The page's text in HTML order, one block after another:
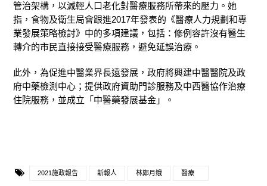
管治架構，以減輕人口老化對醫療服務所帶來的壓力。她
指，食物及衛生局會跟進2017年發表的《醫療人力規劃和專
業發展策略檢討》中的多項建議，包括：修例容許沒有醫生
轉介的市民直接接受醫療服務，避免延誤治療。
此外，為促進中醫業界長遠發展，政府將興建中醫醫院及政
府中藥檢測中心；提供政府資助門診服務及中西醫協作治療
住院服務，並成立「中醫藥發展基金」。
2021施政報告 新報人 林鄭月娥 醫療